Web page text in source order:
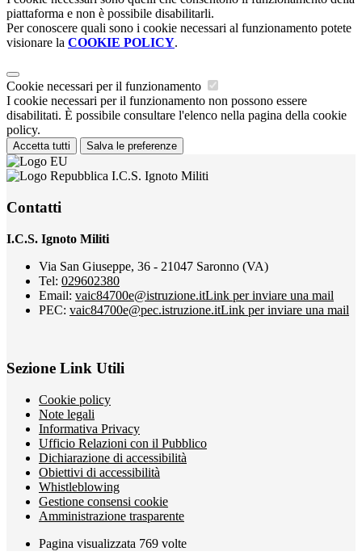
piattaforma e non è possibile disabilitarli.
Per conoscere quali sono i cookie necessari al funzionamento potete
visionare la COOKIE POLICY.
Cookie necessari per il funzionamento
I cookie necessari per il funzionamento non possono essere
disabilitati. È possibile consultare l'elenco nella pagina della cookie
policy.
Accetta tutti Salva le preferenze
I.C.S. Ignoto Militi
Contatti
I.C.S. Ignoto Militi
Via San Giuseppe, 36 - 21047 Saronno (VA)
Tel: 029602380
Email: vaic84700e@istruzione.itLink per inviare una mail
PEC: vaic84700e@pec.istruzione.itLink per inviare una mail
Sezione Link Utili
Cookie policy
Note legali
Informativa Privacy
Ufficio Relazioni con il Pubblico
Dichiarazione di accessibilità
Obiettivi di accessibilità
Whistleblowing
Gestione consensi cookie
Amministrazione trasparente
Pagina visualizzata 769 volte